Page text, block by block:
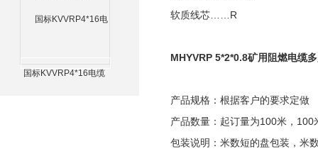
国标KVVRP4*16电缆
软质线芯……R
MHYVRP 5*2*0.8矿用阻燃电缆
产品规格：根据客户的要求定做
产品数量：起订量为100米，100
包装说明：米数短的盘包装，米